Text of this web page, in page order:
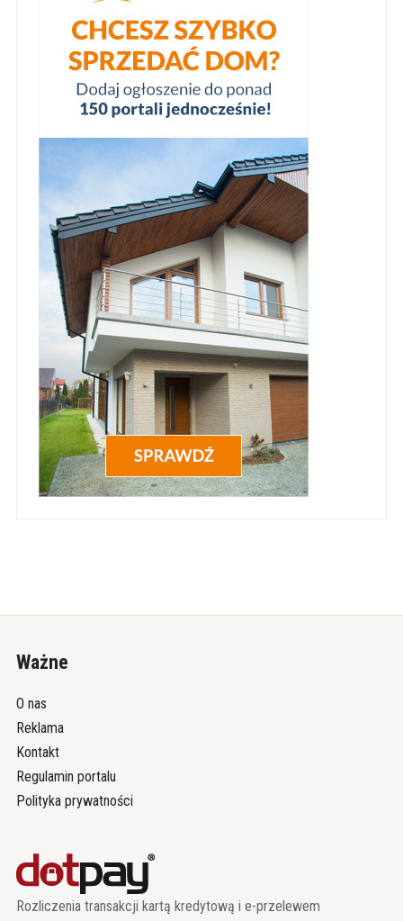
Ważne
O nas
Reklama
Kontakt
Regulamin portalu
Polityka prywatności
Rozliczenia transakcji kartą kredytową i e-przelewem